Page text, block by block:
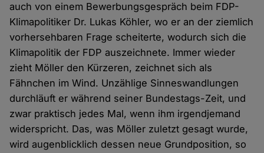
auch von einem Bewerbungsgespräch beim FDP-
Klimapolitiker Dr. Lukas Köhler, wo er an der ziemlich
vorhersehbaren Frage scheiterte, wodurch sich die
Klimapolitik der FDP auszeichnete. Immer wieder
zieht Möller den Kürzeren, zeichnet sich als
Fähnchen im Wind. Unzählige Sinneswandlungen
durchläuft er während seiner Bundestags-Zeit, und
zwar praktisch jedes Mal, wenn ihm irgendjemand
widerspricht. Das, was Möller zuletzt gesagt wurde,
wird augenblicklich dessen neue Grundposition, so